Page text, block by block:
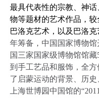
最具代表性的宗教、神
物等题材的艺术作品，
巴洛克艺术，以及巴洛克
年筹备，中国国家博物
国三家国家级博物馆馆藏
到手工艺品和服饰，全方
了启蒙运动的背景、历
上海世博园中国馆的“2011